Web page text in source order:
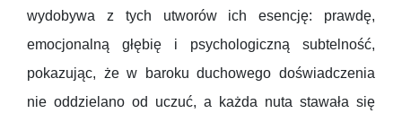
wydobywa z tych utworów ich esencję: prawdę,
emocjonalną głębię i psychologiczną subtelność,
pokazując, że w baroku duchowego doświadczenia
nie oddzielano od uczuć, a każda nuta stawała się